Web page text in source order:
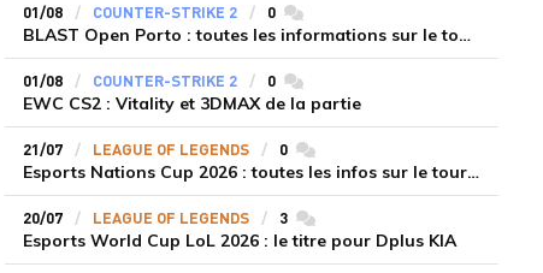
01/08 COUNTER-STRIKE 2 0commentaires
BLAST Open Porto : toutes les informations sur le tournoi
01/08 COUNTER-STRIKE 2 0commentaires
EWC CS2 : Vitality et 3DMAX de la partie
21/07 LEAGUE OF LEGENDS 0commentaires
Esports Nations Cup 2026 : toutes les infos sur le tournoi
20/07 LEAGUE OF LEGENDS 3commentaires
Esports World Cup LoL 2026 : le titre pour Dplus KIA